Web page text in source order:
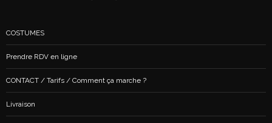
COSTUMES
Prendre RDV en ligne
CONTACT / Tarifs / Comment ça marche ?
Livraison